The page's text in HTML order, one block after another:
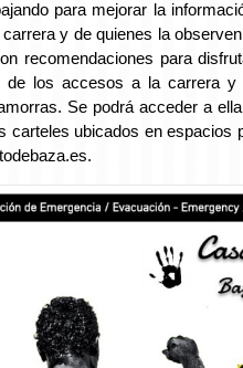
para mejorar la
y de quienes la
recomendaciones para
de los accesos a la carrera y
Se podrá acceder a
carteles ubicados en espacios